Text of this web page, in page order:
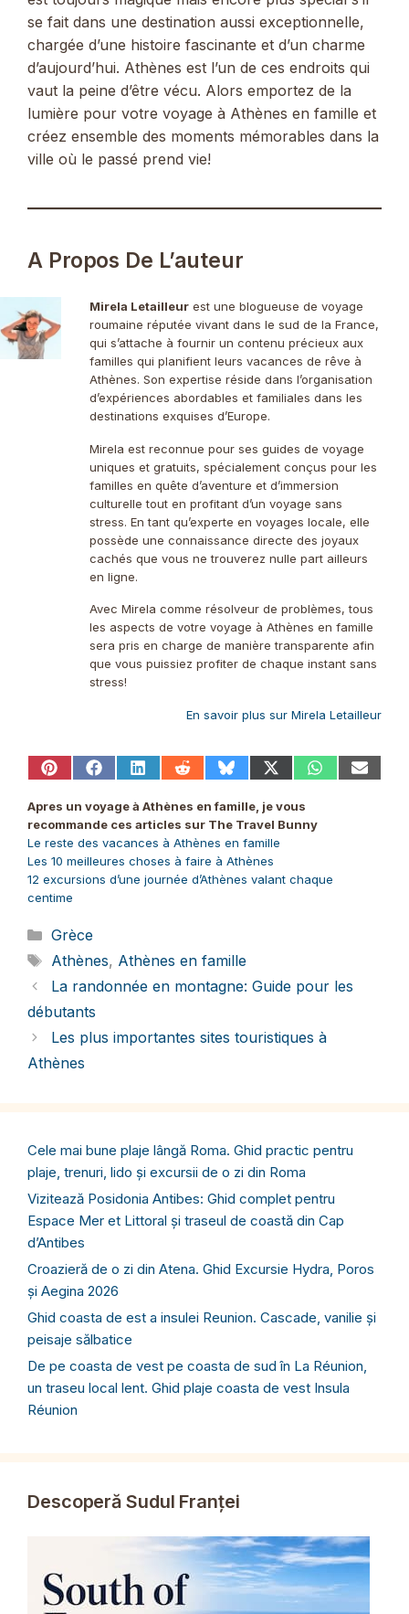
se fait dans une destination aussi exceptionnelle,
chargée d’une histoire fascinante et d’un charme
d’aujourd’hui. Athènes est l’un de ces endroits qui
vaut la peine d’être vécu. Alors emportez de la
lumière pour votre voyage à Athènes en famille et
créez ensemble des moments mémorables dans la
ville où le passé prend vie!
A Propos De L’auteur
Mirela Letailleurest une blogueuse de voyage
roumaine réputée vivant dans le sud de la France,
qui s’attache à fournir un contenu précieux aux
familles qui planifient leurs vacances de rêve à
Athènes. Son expertise réside dans l’organisation
d’expériences abordables et familiales dans les
destinations exquises d’Europe.
Mirela est reconnue pour ses guides de voyage
uniques et gratuits, spécialement conçus pour les
familles en quête d’aventure et d’immersion
culturelle tout en profitant d’un voyage sans
stress. En tant qu’experte en voyages locale, elle
possède une connaissance directe des joyaux
cachés que vous ne trouverez nulle part ailleurs
en ligne.
Avec Mirela comme résolveur de problèmes, tous
les aspects de votre voyage à Athènes en famille
sera pris en charge de manière transparente afin
que vous puissiez profiter de chaque instant sans
stress!
En savoir plus sur Mirela Letailleur
Share
Pinterest
Share
Facebook
Share
LinkedIn
Share
Reddit
Share
Bluesky
Share
X
(Twitter)
ShareShare
Apres un voyage à Athènes en famille, je vous
recommande ces articles sur The Travel Bunny
Le reste des vacances à Athènes en famille
Les 10 meilleures choses à faire à Athènes
12 excursions d’une journée d’Athènes valant chaque
centime
Catégories
Grèce
Étiquettes
Athènes, Athènes en famille
La randonnée en montagne: Guide pour les
débutants
Les plus importantes sites touristiques à
Athènes
Cele mai bune plaje lângă Roma. Ghid practic pentru
plaje, trenuri, lido și excursii de o zi din Roma
Vizitează Posidonia Antibes: Ghid complet pentru
Espace Mer et Littoral și traseul de coastă din Cap
d’Antibes
Croazieră de o zi din Atena. Ghid Excursie Hydra, Poros
și Aegina 2026
Ghid coasta de est a insulei Reunion. Cascade, vanilie și
peisaje sălbatice
De pe coasta de vest pe coasta de sud în La Réunion,
un traseu local lent. Ghid plaje coasta de vest Insula
Réunion
Descoperă Sudul Franței